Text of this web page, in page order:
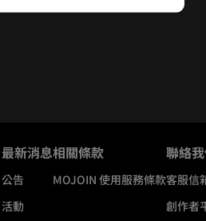
最新消息
公告
活動
相關條款
MOJOIN 使用服務條款
聯絡
客服信
創作者